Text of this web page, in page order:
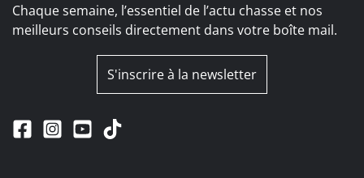
Chaque semaine, l’essentiel de l’actu chasse et nos
meilleurs conseils directement dans votre boîte mail.
S'inscrire à la newsletter